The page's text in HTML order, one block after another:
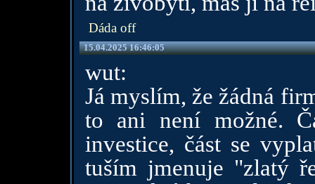
Dáda off
15.04.2025 16:46:05
wut:
Já myslím, že žádná
to ani není možné.
investice, část se
tuším jmenuje "zlatý